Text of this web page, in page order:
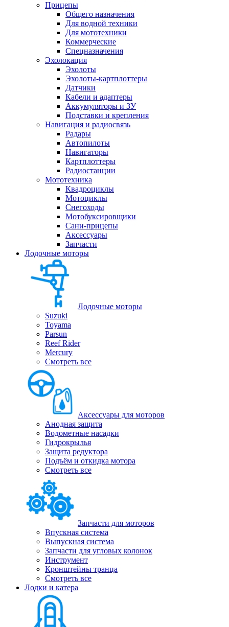
Прицепы
Общего назначения
Для водной техники
Для мототехники
Коммерческие
Спецназначения
Эхолокация
Эхолоты
Эхолоты-картплоттеры
Датчики
Кабели и адаптеры
Аккумуляторы и ЗУ
Подставки и крепления
Навигация и радиосвязь
Радары
Автопилоты
Навигаторы
Картплоттеры
Радиостанции
Мототехника
Квадроциклы
Мотоциклы
Снегоходы
Мотобуксировщики
Сани-прицепы
Аксессуары
Запчасти
Лодочные моторы
Лодочные моторы
Suzuki
Toyama
Parsun
Reef Rider
Mercury
Смотреть все
Аксессуары для моторов
Анодная защита
Водометные насадки
Гидрокрылья
Защита редуктора
Подъём и откидка мотора
Смотреть все
Запчасти для моторов
Впускная система
Выпускная система
Запчасти для угловых колонок
Инструмент
Кронштейны транца
Смотреть все
Лодки и катера